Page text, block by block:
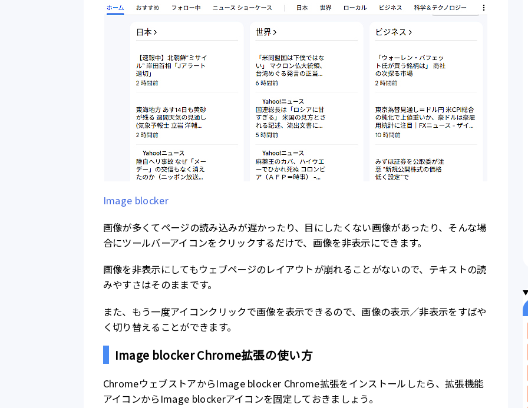
Image blocker
画像が多くてページの読み込みが遅かったり、目にしたくない画像があったり、そんな場
合にツールバーアイコンをクリックするだけで、画像を非表示にできます。
画像を非表示にしてもウェブページのレイアウトが崩れることがないので、テキストの読
みやすさはそのままです。
また、もう一度アイコンクリックで画像を表示できるので、画像の表示／非表示をすばや
く切り替えることができます。
Image blocker Chrome拡張の使い方
ChromeウェブストアからImage blocker Chrome拡張をインストールしたら、拡張機能
アイコンからImage blockerアイコンを固定しておきましょう。